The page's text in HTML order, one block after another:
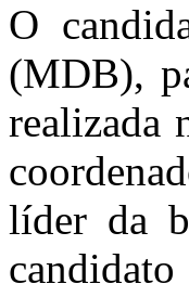
O
(MDB),
realizada
líder da